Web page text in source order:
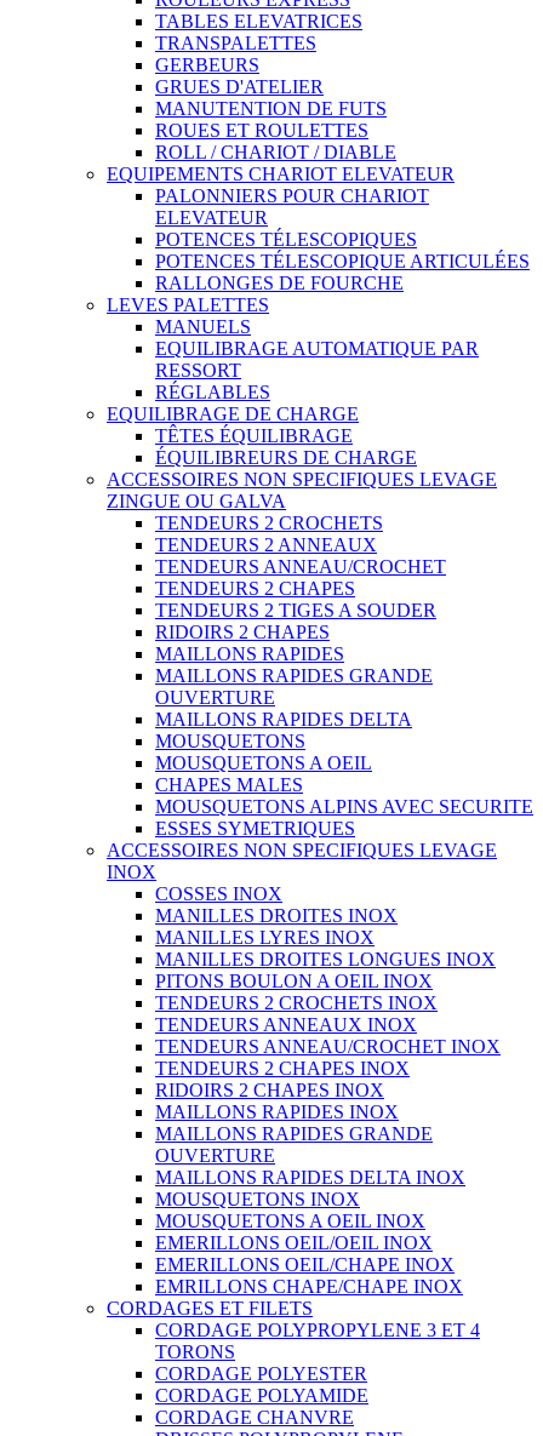
TABLES ELEVATRICES
TRANSPALETTES
GERBEURS
GRUES D'ATELIER
MANUTENTION DE FUTS
ROUES ET ROULETTES
ROLL / CHARIOT / DIABLE
EQUIPEMENTS CHARIOT ELEVATEUR
PALONNIERS POUR CHARIOT
ELEVATEUR
POTENCES TÉLESCOPIQUES
POTENCES TÉLESCOPIQUE ARTICULÉES
RALLONGES DE FOURCHE
LEVES PALETTES
MANUELS
EQUILIBRAGE AUTOMATIQUE PAR
RESSORT
RÉGLABLES
EQUILIBRAGE DE CHARGE
TÊTES ÉQUILIBRAGE
ÉQUILIBREURS DE CHARGE
ACCESSOIRES NON SPECIFIQUES LEVAGE
ZINGUE OU GALVA
TENDEURS 2 CROCHETS
TENDEURS 2 ANNEAUX
TENDEURS ANNEAU/CROCHET
TENDEURS 2 CHAPES
TENDEURS 2 TIGES A SOUDER
RIDOIRS 2 CHAPES
MAILLONS RAPIDES
MAILLONS RAPIDES GRANDE
OUVERTURE
MAILLONS RAPIDES DELTA
MOUSQUETONS
MOUSQUETONS A OEIL
CHAPES MALES
MOUSQUETONS ALPINS AVEC SECURITE
ESSES SYMETRIQUES
ACCESSOIRES NON SPECIFIQUES LEVAGE
INOX
COSSES INOX
MANILLES DROITES INOX
MANILLES LYRES INOX
MANILLES DROITES LONGUES INOX
PITONS BOULON A OEIL INOX
TENDEURS 2 CROCHETS INOX
TENDEURS ANNEAUX INOX
TENDEURS ANNEAU/CROCHET INOX
TENDEURS 2 CHAPES INOX
RIDOIRS 2 CHAPES INOX
MAILLONS RAPIDES INOX
MAILLONS RAPIDES GRANDE
OUVERTURE
MAILLONS RAPIDES DELTA INOX
MOUSQUETONS INOX
MOUSQUETONS A OEIL INOX
EMERILLONS OEIL/OEIL INOX
EMERILLONS OEIL/CHAPE INOX
EMRILLONS CHAPE/CHAPE INOX
CORDAGES ET FILETS
CORDAGE POLYPROPYLENE 3 ET 4
TORONS
CORDAGE POLYESTER
CORDAGE POLYAMIDE
CORDAGE CHANVRE